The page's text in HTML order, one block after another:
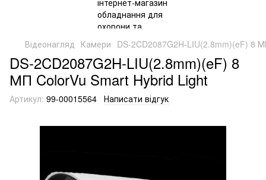
Відеонагляд Камери DS-2CD2087G2H-LIU(2.8mm)(eF) 8
DS-2CD2087G2H-LIU(2.8mm)(eF) 8
МП ColorVu Smart Hybrid Light
Артикул: 99-00015564 Написати відгук